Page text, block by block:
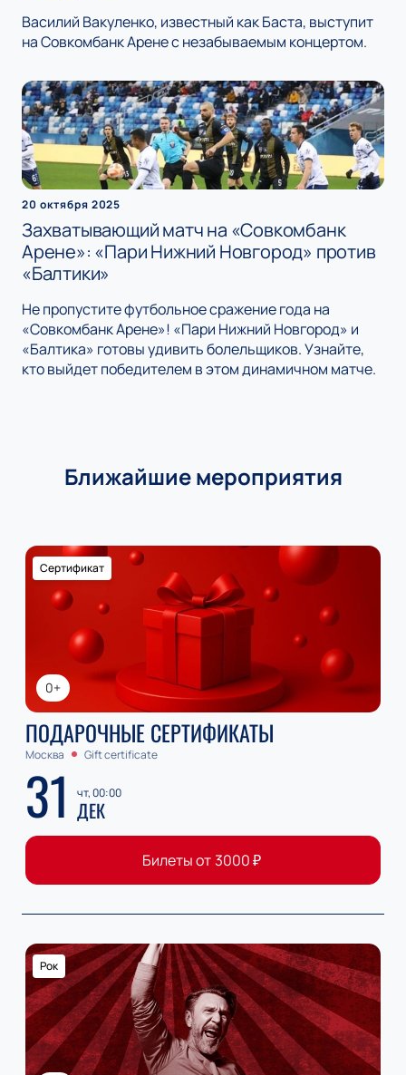
Василий Вакуленко, известный как Баста, выступит
на Совкомбанк Арене с незабываемым концертом.
20 октября 2025
Захватывающий матч на «Совкомбанк
Арене»: «Пари Нижний Новгород» против
«Балтики»
Не пропустите футбольное сражение года на
«Совкомбанк Арене»! «Пари Нижний Новгород» и
«Балтика» готовы удивить болельщиков. Узнайте,
кто выйдет победителем в этом динамичном матче.
Ближайшие мероприятия
0+
Сертификат
ПОДАРОЧНЫЕ СЕРТИФИКАТЫ
Москва Gift certificate
31 чт, 00:00
ДЕК
Билеты от 3000₽
Рок